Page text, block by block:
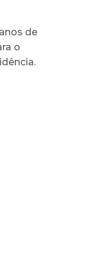
de
o